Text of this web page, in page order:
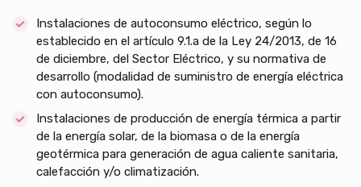
Instalaciones de autoconsumo eléctrico, según lo
establecido en el artículo 9.1.a de la Ley 24/2013, de 16
de diciembre, del Sector Eléctrico, y su normativa de
desarrollo (modalidad de suministro de energía eléctrica
con autoconsumo).
Instalaciones de producción de energía térmica a partir
de la energía solar, de la biomasa o de la energía
geotérmica para generación de agua caliente sanitaria,
calefacción y/o climatización.